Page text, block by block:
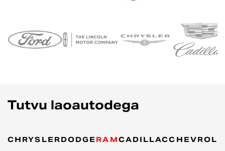
Tutvu laoautodega
CHRYSLERDODGERAMCADILLAC